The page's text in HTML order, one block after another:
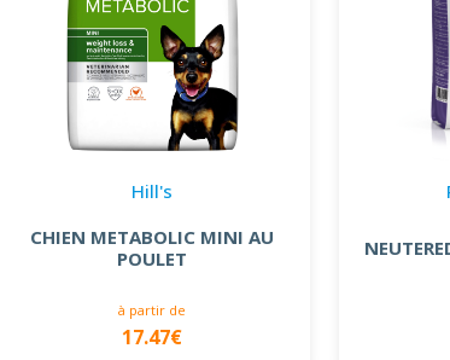
Hill's
CHIEN METABOLIC MINI AU
POULET
à partir de
17.47€